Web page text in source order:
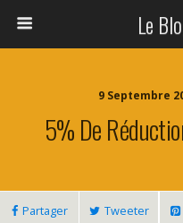
Le
9 Septembre
5% De
Partager Tweeter